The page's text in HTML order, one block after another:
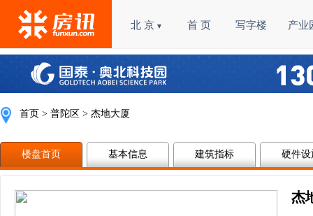
北 京 ▼ 首 页 写字楼 产业
首页 > 普陀区 > 杰地大厦
楼盘首页 基本信息 建筑指标 硬件设
杰